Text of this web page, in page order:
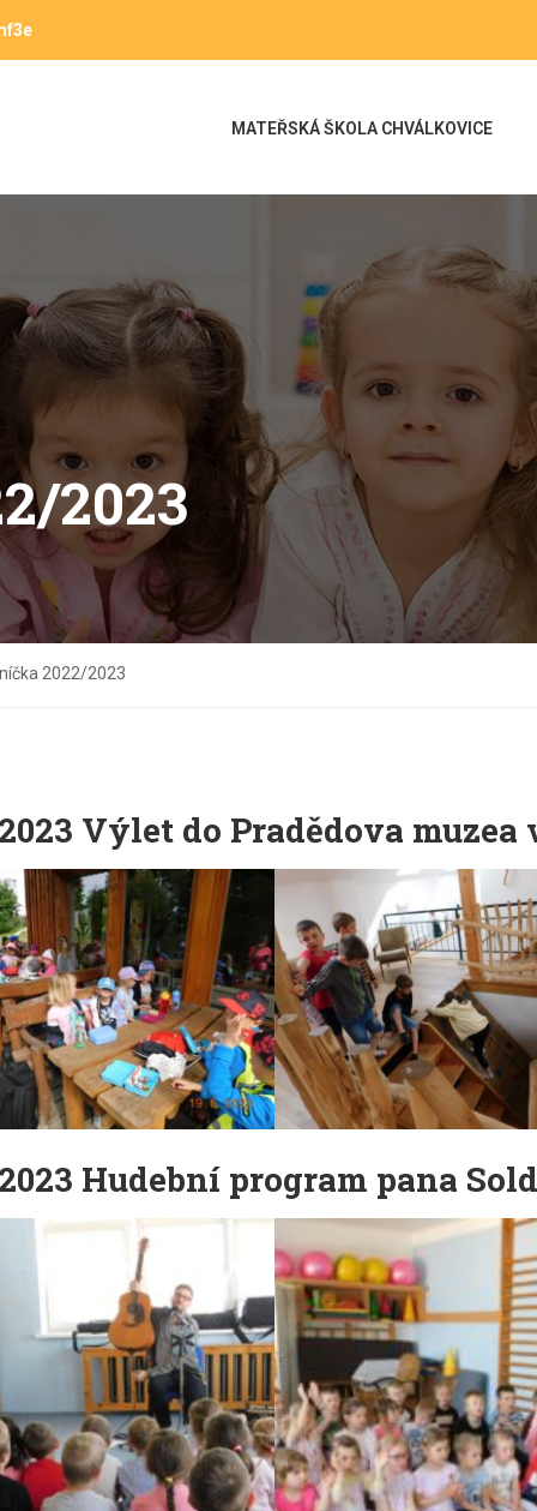
MATEŘSKÁ ŠKOLA CHVÁLKOVICE
2023
2022/2023
Výlet do Pradědova muzea
Hudební program pana